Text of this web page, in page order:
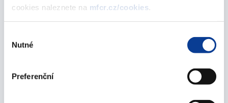
cookies naleznete na mfcr.cz/cookies
souhlasu
Nutné
Preferenční
vedoucí oddělení:Mgr. Ing. Alžběta Pazderková
infrastruktura